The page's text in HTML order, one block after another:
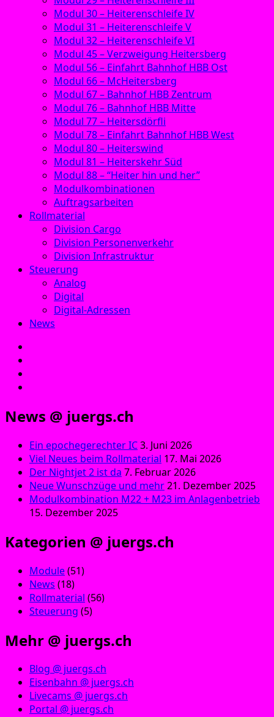
Modul 30 – Heiterenschleife IV
Modul 31 – Heiterenschleife V
Modul 32 – Heiterenschleife VI
Modul 45 – Verzweigung Heitersberg
Modul 56 – Einfahrt Bahnhof HBB Ost
Modul 66 – McHeitersberg
Modul 67 – Bahnhof HBB Zentrum
Modul 76 – Bahnhof HBB Mitte
Modul 77 – Heitersdörfli
Modul 78 – Einfahrt Bahnhof HBB West
Modul 80 – Heiterswind
Modul 81 – Heiterskehr Süd
Modul 88 – “Heiter hin und her”
Modulkombinationen
Auftragsarbeiten
Rollmaterial
Division Cargo
Division Personenverkehr
Division Infrastruktur
Steuerung
Analog
Digital
Digital-Adressen
News
News @ juergs.ch
Ein epochegerechter IC3. Juni 2026
Viel Neues beim Rollmaterial 17. Mai 2026
Der Nightjet 2 ist da 7. Februar 2026
Neue Wunschzüge und mehr21. Dezember 2025
Modulkombination M22 + M23 im Anlagenbetrieb
15. Dezember 2025
Kategorien @ juergs.ch
Module(51)
News (18)
Rollmaterial (56)
Steuerung (5)
Mehr @ juergs.ch
Blog @ juergs.ch
Eisenbahn @ juergs.ch
Livecams @ juergs.ch
Portal @ juergs.ch